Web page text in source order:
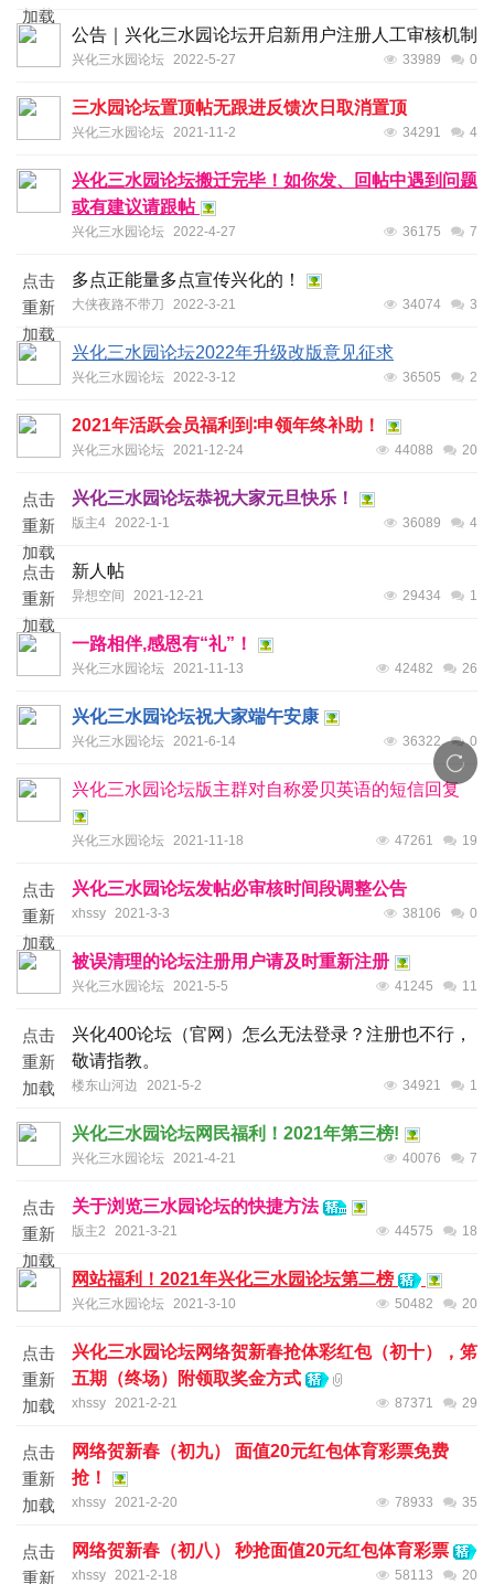
加载
公告｜兴化三水园论坛开启新用户注册人工审核机制
兴化三水园论坛 2022-5-27 33989 0
三水园论坛置顶帖无跟进反馈次日取消置顶
兴化三水园论坛 2021-11-2 34291 4
兴化三水园论坛搬迁完毕！如你发、回帖中遇到问题
或有建议请跟帖
兴化三水园论坛 2022-4-27 36175 7
点击
重新
加载
多点正能量多点宣传兴化的！
大侠夜路不带刀 2022-3-21 34074 3
兴化三水园论坛2022年升级改版意见征求
兴化三水园论坛 2022-3-12 36505 2
2021年活跃会员福利到∶申领年终补助！
兴化三水园论坛 2021-12-24 44088 20
点击
重新
加载
兴化三水园论坛恭祝大家元旦快乐！
版主4 2022-1-1 36089 4
点击
重新
加载
新人帖
异想空间 2021-12-21 29434 1
一路相伴,感恩有“礼”！
兴化三水园论坛 2021-11-13 42482 26
兴化三水园论坛祝大家端午安康
兴化三水园论坛 2021-6-14 36322 0
兴化三水园论坛版主群对自称爱贝英语的短信回复
兴化三水园论坛 2021-11-18 47261 19
点击
重新
加载
兴化三水园论坛发帖必审核时间段调整公告
xhssy 2021-3-3 38106 0
被误清理的论坛注册用户请及时重新注册
兴化三水园论坛 2021-5-5 41245 11
点击
重新
加载
兴化400论坛（官网）怎么无法登录？注册也不行，
敬请指教。
楼东山河边 2021-5-2 34921 1
兴化三水园论坛网民福利！2021年第三榜!
兴化三水园论坛 2021-4-21 40076 7
点击
重新
加载
关于浏览三水园论坛的快捷方法
版主2 2021-3-21 44575 18
网站福利！2021年兴化三水园论坛第二榜
兴化三水园论坛 2021-3-10 50482 20
点击
重新
加载
兴化三水园论坛网络贺新春抢体彩红包（初十），笫
五期（终场）附领取奖金方式
xhssy 2021-2-21 87371 29
点击
重新
加载
网络贺新春（初九） 面值20元红包体育彩票免费
抢！
xhssy 2021-2-20 78933 35
点击
重新
网络贺新春（初八） 秒抢面值20元红包体育彩票
xhssy 2021-2-18 58113 20